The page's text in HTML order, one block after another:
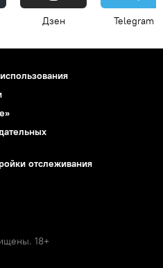
Дзен Telegram
отслеживания
18+